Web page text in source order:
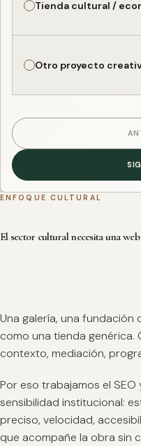
Tienda cultural /
Otro proyecto
ENFOQUE CULTURAL
El sector cultural necesita una
Una galería, una fundación
como una tienda genérica.
contexto, mediación,
Por eso trabajamos el
sensibilidad institucional:
preciso, velocidad,
que acompañe la obra sin